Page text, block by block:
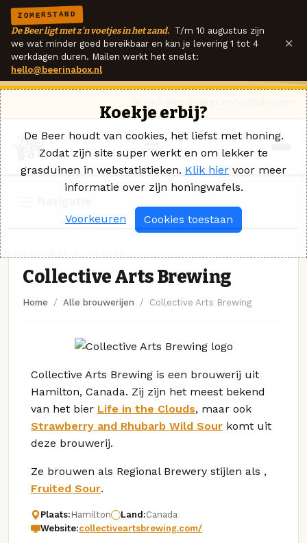
ZOMERSTAND
De Beer ligt met z'n voetjes in het zand. T/m 10 augustus zijn
we wat minder goed bereikbaar en kan je levering 1 tot 4
werkdagen duren. Mailen werkt het snelst:
hello@beerinabox.nl
×
Collective Arts Brewing
Home Alle brouwerijen Collective Arts Brewing
Collective Arts Brewing is een brouwerij uit
Hamilton, Canada. Zij zijn het meest bekend
van het bier Life in the Clouds, maar ook
Strawberry and Rhubarb Wild Sour komt uit
deze brouwerij.
Ze brouwen als Regional Brewery stijlen als ,
Fruited Sour.
Plaats: Hamilton Land:Canada
Website:collectiveartsbrewing.com/
Koekje erbij?
De Beer houdt van cookies, het liefst met honing.
Zodat zijn site super werkt en om lekker te
grasduinen in webstatistieken. Klik hier voor meer
informatie over zijn honingwafels.
Voorkeuren Cookies toestaan